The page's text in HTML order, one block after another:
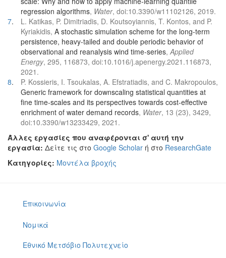
regression algorithms, Water, doi:10.3390/w11102126, 2019.
7.
L. Katikas, P. Dimitriadis, D. Koutsoyiannis, T. Kontos, and P.
Kyriakidis, A stochastic simulation scheme for the long-term
persistence, heavy-tailed and double periodic behavior of
observational and reanalysis wind time-series,Applied
Energy, 295, 116873, doi:10.1016/j.apenergy.2021.116873,
2021.
8.
P. Kossieris, I. Tsoukalas, A. Efstratiadis, and C. Makropoulos,
Generic framework for downscaling statistical quantities at
fine time-scales and its perspectives towards cost-effective
enrichment of water demand records, Water, 13 (23), 3429,
doi:10.3390/w13233429, 2021.
Άλλες εργασίες που αναφέρονται σ' αυτή την
εργασία: Δείτε τις στο Google Scholar ή στο ResearchGate
Κατηγορίες: Μοντέλα βροχής
Επικοινωνία
Νομικά
Εθνικό Μετσόβιο Πολυτεχνείο